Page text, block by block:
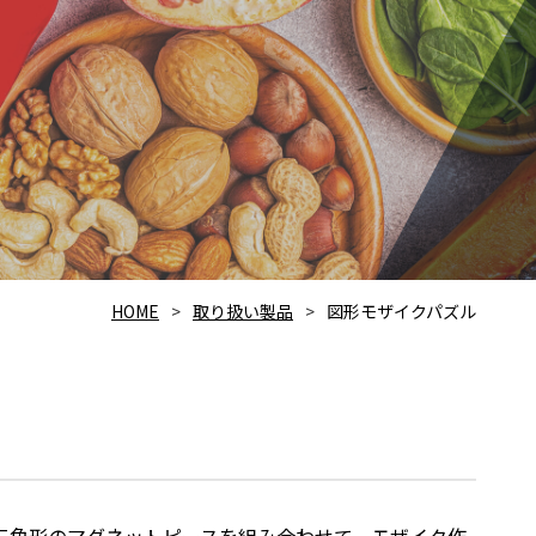
HOME 取り扱い製品 図形モザイクパズル